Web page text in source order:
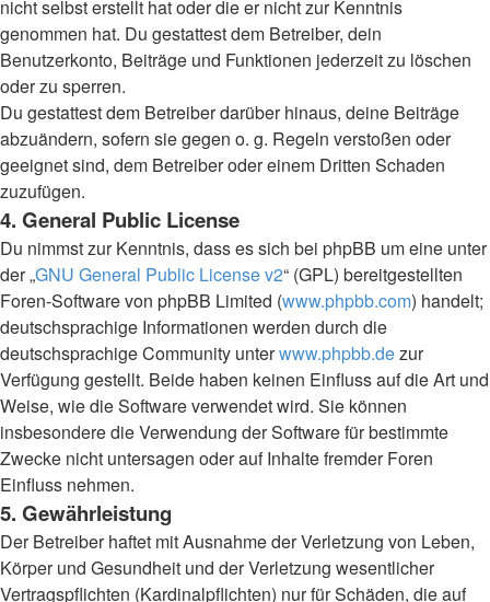
nicht selbst erstellt hat oder die er nicht zur Kenntnis
genommen hat. Du gestattest dem Betreiber, dein
Benutzerkonto, Beiträge und Funktionen jederzeit zu löschen
oder zu sperren.
Du gestattest dem Betreiber darüber hinaus, deine Beiträge
abzuändern, sofern sie gegen o. g. Regeln verstoßen oder
geeignet sind, dem Betreiber oder einem Dritten Schaden
zuzufügen.
4. General Public License
Du nimmst zur Kenntnis, dass es sich bei phpBB um eine unter
der „GNU General Public License v2“ (GPL) bereitgestellten
Foren-Software von phpBB Limited (www.phpbb.com) handelt;
deutschsprachige Informationen werden durch die
deutschsprachige Community unterwww.phpbb.dezur
Verfügung gestellt. Beide haben keinen Einfluss auf die Art und
Weise, wie die Software verwendet wird. Sie können
insbesondere die Verwendung der Software für bestimmte
Zwecke nicht untersagen oder auf Inhalte fremder Foren
Einfluss nehmen.
5. Gewährleistung
Der Betreiber haftet mit Ausnahme der Verletzung von Leben,
Körper und Gesundheit und der Verletzung wesentlicher
Vertragspflichten (Kardinalpflichten) nur für Schäden, die auf